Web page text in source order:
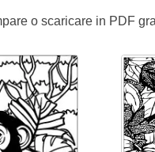
o scaricare in PDF